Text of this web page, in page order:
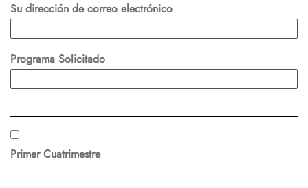
Su dirección de correo electrónico
Programa Solicitado
Primer Cuatrimestre